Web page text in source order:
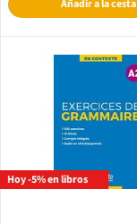
Añadir a la cesta
Hoy -5% en libros